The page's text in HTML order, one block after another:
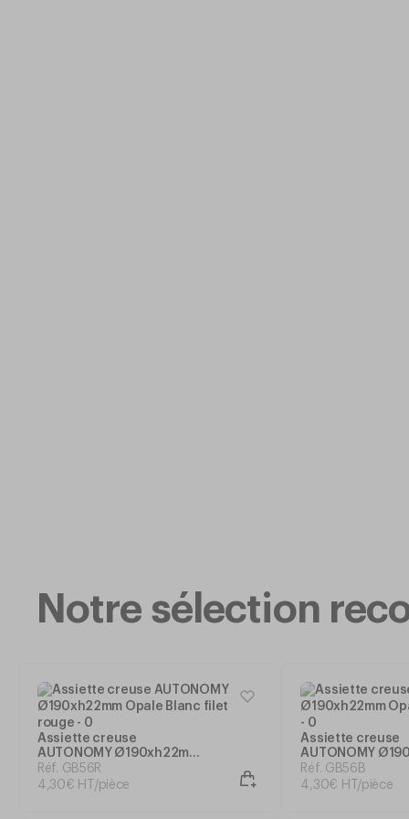
Notre sélection
Assiette creuse
AUTONOMY Ø190xh22mm
Opale Blanc filet rouge
Réf. GB56R
4,30€ HT/pièce
Assiette creuse
AUTONOMY
Opale Blanc filet
Réf. GB56B
4,30€ HT/pièce